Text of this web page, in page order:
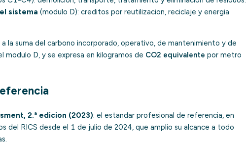
sistema (modulo D): creditos por reutilizacion, reciclaje y energia
la suma del carbono incorporado, operativo, de mantenimiento y de
D, y se expresa en kilogramos de CO2 equivalente por metro
2.ª edicion (2023): el estandar profesional de referencia, en
del RICS desde el 1 de julio de 2024, que amplio su alcance a todo